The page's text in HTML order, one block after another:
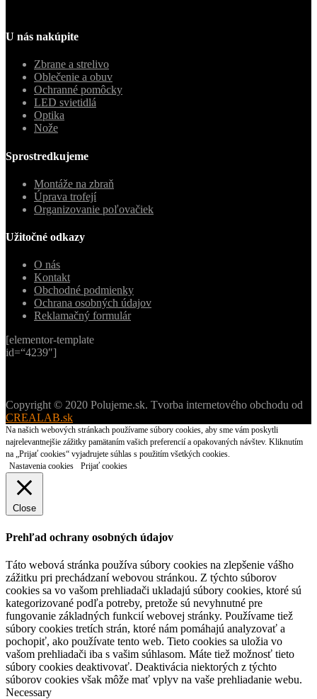
U nás nakúpite
Zbrane a strelivo
Oblečenie a obuv
Ochranné pomôcky
LED svietidlá
Optika
Nože
Sprostredkujeme
Montáže na zbraň
Úprava trofejí
Organizovanie poľovačiek
Užitočné odkazy
O nás
Kontakt
Obchodné podmienky
Ochrana osobných údajov
Reklamačný formulár
[elementor-template
id=“4239″]
Copyright © 2020 Polujeme.sk. Tvorba internetového obchodu od
CREALAB.sk
Na našich webových stránkach používame súbory cookies, aby sme vám poskytli
najrelevantnejšie zážitky pamätaním vašich preferencií a opakovaných návštev. Kliknutím
na „Prijať cookies“ vyjadrujete súhlas s použitím všetkých cookies.
Nastavenia cookies
Prijať cookies
Close
Prehľad ochrany osobných údajov
Táto webová stránka používa súbory cookies na zlepšenie vášho
zážitku pri prechádzaní webovou stránkou. Z týchto súborov
cookies sa vo vašom prehliadači ukladajú súbory cookies, ktoré sú
kategorizované podľa potreby, pretože sú nevyhnutné pre
fungovanie základných funkcií webovej stránky. Používame tiež
súbory cookies tretích strán, ktoré nám pomáhajú analyzovať a
pochopiť, ako používate tento web. Tieto cookies sa uložia vo
vašom prehliadači iba s vašim súhlasom. Máte tiež možnosť tieto
súbory cookies deaktivovať. Deaktivácia niektorých z týchto
súborov cookies však môže mať vplyv na vaše prehliadanie webu.
Necessary